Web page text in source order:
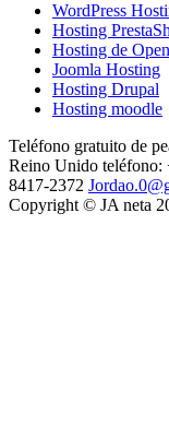
WordPress
Hosting
Hosting de
Joomla Hosting
Hosting Drupal
Hosting moodle
Teléfono gratuito de
Reino Unido teléfono:
8417-2372
Copyright © JA neta